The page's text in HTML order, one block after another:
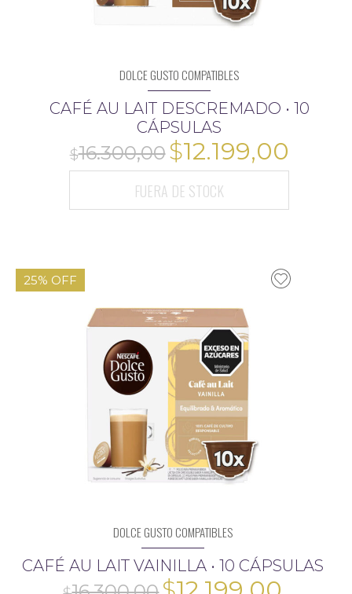
DOLCE GUSTO COMPATIBLES
CAFÉ AU LAIT DESCREMADO • 10
CÁPSULAS
16.300,00
El
precio
original
$16.300,00.
$12.199,00
FUERA DE STOCK
25% OFF
DOLCE GUSTO COMPATIBLES
CAFÉ AU LAIT VAINILLA • 10 CÁPSULAS